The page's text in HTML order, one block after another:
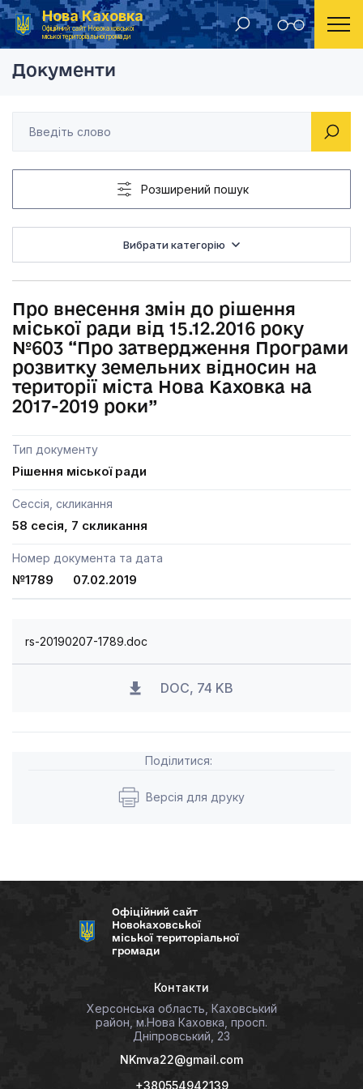
Нова Каховка
Офіційний сайт Новокаховської
міської територіальної громади
Головна Рішення Новокаховської міської ради 2019 рік Про внесення змін
Документи
Розширений пошук
Вибрати категорію
Про внесення змін до рішення
міської ради від 15.12.2016 року
№603 “Про затвердження Програми
розвитку земельних відносин на
території міста Нова Каховка на
2017-2019 роки”
Тип документу
Рішення міської ради
Сессія, скликання
58 сесія, 7 скликання
Номер документа та дата
№1789 07.02.2019
rs-20190207-1789.doc
DOC, 74 KB
Поділитися:
Версія для друку
Офіційний сайт
Новокаховської
міської територіальної
громади
Контакти
Херсонська область, Каховський
район, м.Нова Каховка, просп.
Дніпровський, 23
NKmva22@gmail.com
+380554942139